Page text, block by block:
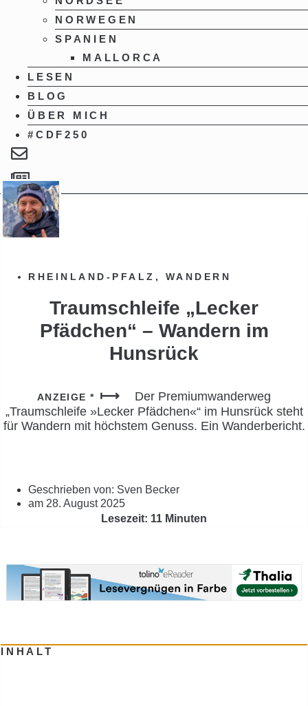
NORWEGEN
SPANIEN
MALLORCA
LESEN
BLOG
ÜBER MICH
#CDF250
RHEINLAND-PFALZ , WANDERN
Traumschleife „Lecker
Pfädchen“ – Wandern im
Hunsrück
ANZEIGE *
Der Premiumwanderweg
„Traumschleife »Lecker Pfädchen«“ im Hunsrück steht
für Wandern mit höchstem Genuss. Ein Wanderbericht.
Geschrieben von: Sven Becker
am 28. August 2025
Lesezeit: 11 Minuten
INHALT